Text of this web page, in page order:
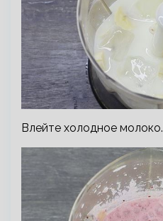
Влейте холодное молоко.